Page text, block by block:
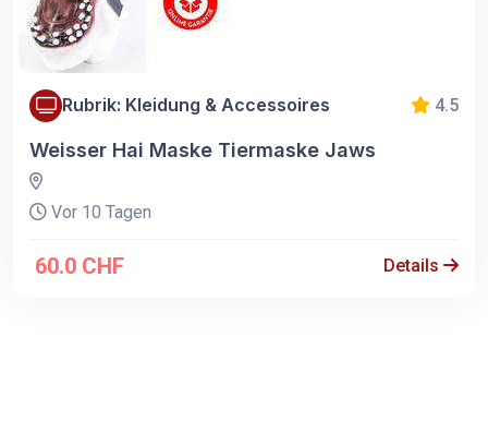
Rubrik: Kleidung & Accessoires 4.5
Weisser Hai Maske Tiermaske Jaws
Vor 10 Tagen
60.0 CHF Details